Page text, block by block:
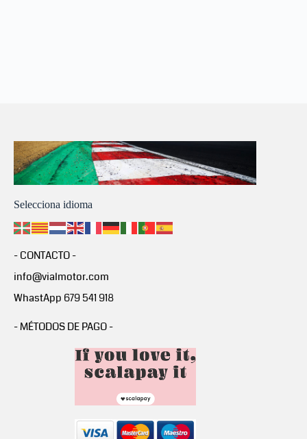
Selecciona idioma
- CONTACTO -
info@vialmotor.com
WhastApp 679 541 918
- MÉTODOS DE PAGO -